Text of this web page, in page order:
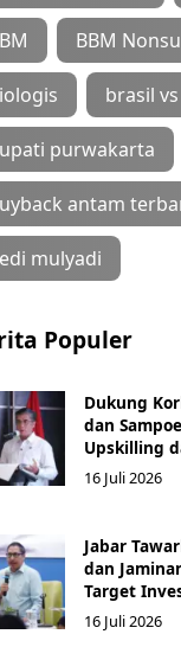
BBM
brasil
purwakarta
antam
mulyadi
Populer
Dukung
dan
Upskilling
16 Juli 2026
Jabar
dan
Target
16 Juli 2026